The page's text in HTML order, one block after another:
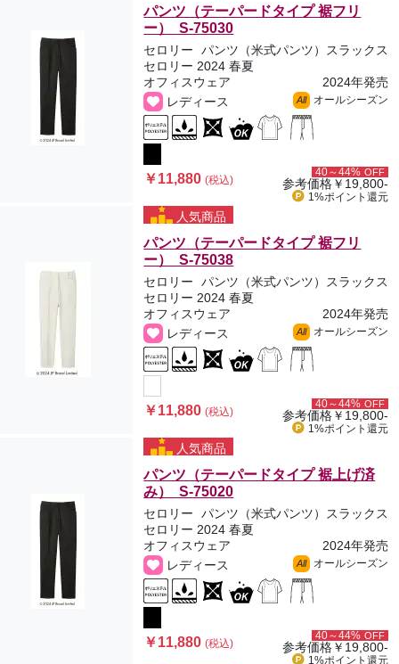
パンツ（テーパードタイプ 裾フリ
ー） S-75030
セロリー
パンツ（米式パンツ）スラックス
セロリー 2024 春夏
オフィスウェア
2024年発売
レディース
All オールシーズン
￥11,880(税込)
40～44% OFF
参考価格￥19,800-
1%ポイント 還元
人気商品
パンツ（テーパードタイプ 裾フリ
ー） S-75038
セロリー
パンツ（米式パンツ）スラックス
セロリー 2024 春夏
オフィスウェア
2024年発売
レディース
All オールシーズン
￥11,880(税込)
40～44% OFF
参考価格￥19,800-
1%ポイント 還元
人気商品
パンツ（テーパードタイプ 裾上げ済
み） S-75020
セロリー
パンツ（米式パンツ）スラックス
セロリー 2024 春夏
オフィスウェア
2024年発売
レディース
All オールシーズン
￥11,880(税込)
40～44% OFF
参考価格￥19,800-
1%ポイント 還元